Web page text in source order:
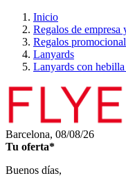
Inicio
Regalos de empresa
Regalos
Lanyards
Lanyards con
Barcelona, 08/08/26
Tu oferta*
Buenos días,